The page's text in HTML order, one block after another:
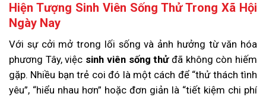
Hiện Tượng Sinh Viên Sống Thử Trong Xã Hội
Ngày Nay
Với sự cởi mở trong lối sống và ảnh hưởng từ văn hóa
phương Tây, việc sinh viên sống thửđã không còn hiếm
gặp. Nhiều bạn trẻ coi đó là một cách để “thử thách tình
yêu”, “hiểu nhau hơn” hoặc đơn giản là “tiết kiệm chi phí